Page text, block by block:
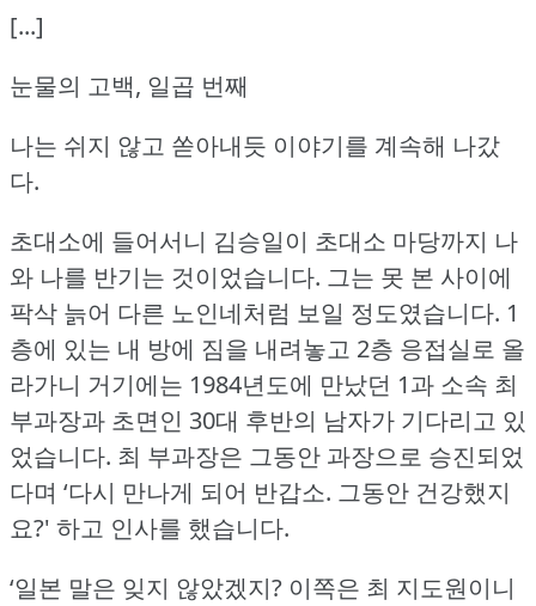
[...]
눈물의 고백, 일곱 번째
나는 쉬지 않고 쏟아내듯 이야기를 계속해 나갔
다.
초대소에 들어서니 김승일이 초대소 마당까지 나
와 나를 반기는 것이었습니다. 그는 못 본 사이에
팍삭 늙어 다른 노인네처럼 보일 정도였습니다. 1
층에 있는 내 방에 짐을 내려놓고 2층 응접실로 올
라가니 거기에는 1984년도에 만났던 1과 소속 최
부과장과 초면인 30대 후반의 남자가 기다리고 있
었습니다. 최 부과장은 그동안 과장으로 승진되었
다며 ‘다시 만나게 되어 반갑소. 그동안 건강했지
요?' 하고 인사를 했습니다.
‘일본 말은 잊지 않았겠지? 이쪽은 최 지도원이니